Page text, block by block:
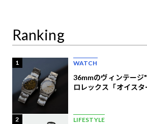
Ranking
1 WATCH
36mmのヴィンテージ
ロレックス「オイスタ
2 LIFESTYLE